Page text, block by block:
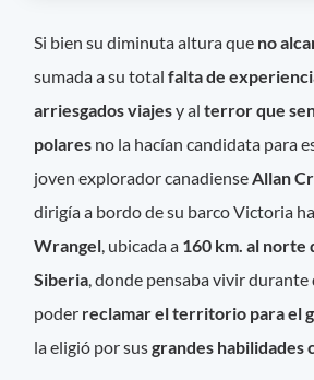
Si bien su diminuta altura que no
sumada a su totalfalta de
arriesgados viajesy alterror que
polares no la hacían candidata para
joven explorador canadienseAllan
dirigía a bordo de su barco Victoria
Wrangel, ubicada a 160 km. al norte
Siberia, donde pensaba vivir durante
poder reclamar el territorio para el
la eligió por susgrandes habilidades